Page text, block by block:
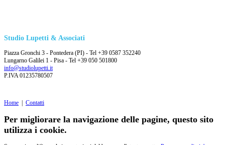
Studio Lupetti & Associati
Piazza Gronchi 3 - Pontedera (PI) - Tel +39 0587 352240
Lungarno Galilei 1 - Pisa - Tel +39 050 501800
info@studiolupetti.it
P.IVA 01235780507
Home | Contatti
Per migliorare la navigazione delle pagine, questo sito
utilizza i cookie.